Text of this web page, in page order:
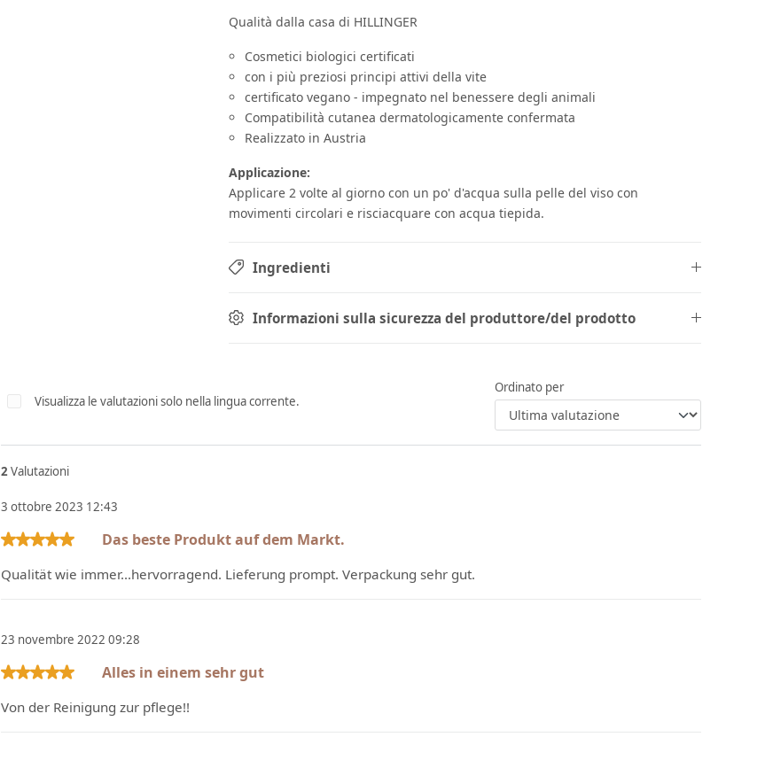
Qualità dalla casa di HILLINGER
Cosmetici biologici certificati
con i più preziosi principi attivi della vite
certificato vegano - impegnato nel benessere degli animali
Compatibilità cutanea dermatologicamente confermata
Realizzato in Austria
Applicazione:
Applicare 2 volte al giorno con un po' d'acqua sulla pelle del viso con
movimenti circolari e risciacquare con acqua tiepida.
Ingredienti
Informazioni sulla sicurezza del produttore/del prodotto
Visualizza le valutazioni solo nella lingua corrente.
Ordinato per
2Valutazioni
3 ottobre 2023 12:43
Recensione con valutazione di 5 su 5 stelle
Das beste Produkt auf dem Markt.
Qualität wie immer...hervorragend. Lieferung prompt. Verpackung sehr gut.
23 novembre 2022 09:28
Recensione con valutazione di 5 su 5 stelle
Alles in einem sehr gut
Von der Reinigung zur pflege!!